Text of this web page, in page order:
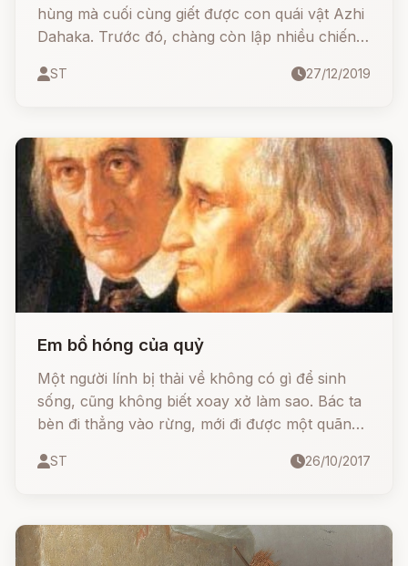
hùng mà cuối cùng giết được con quái vật Azhi
Dahaka. Trước đó, chàng còn lập nhiều chiến
con chim lớn Kamak, mà sải cánh của nó che
ST 27/12/2019
Em bồ hóng của quỷ
Một người lính bị thải về không có gì để sinh
sống, cũng không biết xoay xở làm sao. Bác ta
bèn đi thẳng vào rừng, mới đi được một quãng
Quỷ hỏi bác:
ST 26/10/2017